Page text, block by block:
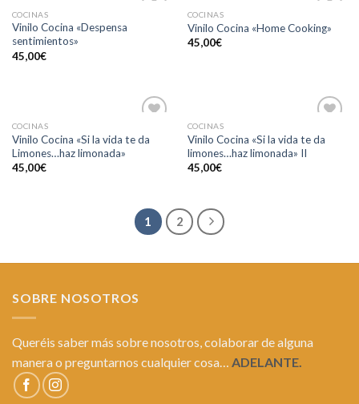
COCINAS
Vinilo Cocina «Despensa
sentimientos»
45,00€
a la
COCINAS
Vinilo Cocina «Home Cooking»
45,00€
a la
COCINAS
Vinilo Cocina «Si la vida te da
Limones…haz limonada»
45,00€
a la
COCINAS
Vinilo Cocina «Si la vida te da
limones…haz limonada» II
45,00€
1 2
SOBRE NOSOTROS
Queréis saber más sobre nosotros, colaborar de alguna
manera o preguntarnos cualquier cosa… ADELANTE.